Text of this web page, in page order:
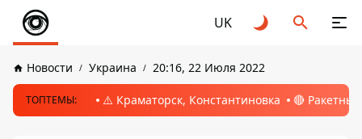
UK
Новости Украина 20:16, 22 Июля 2022
ТОПТЕМЫ: ⚠️ Краматорск, Константиновка 🔴